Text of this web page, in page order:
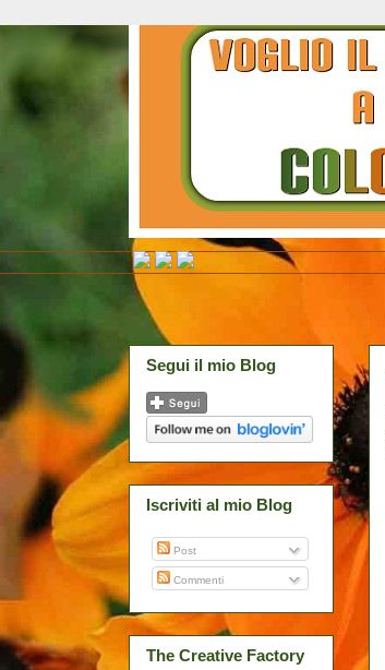
Segui il mio Blog
Iscriviti al mio Blog
Post
Commenti
The Creative Factory